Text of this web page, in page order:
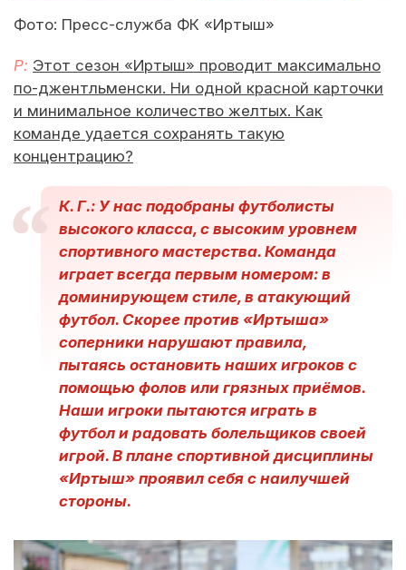
Фото: Пресс-служба ФК «Иртыш»
Р: Этот сезон «Иртыш» проводит максимально
по-джентльменски. Ни одной красной карточки
и минимальное количество желтых. Как
команде удается сохранять такую
концентрацию?
К. Г.: У нас подобраны футболисты
высокого класса, с высоким уровнем
спортивного мастерства. Команда
играет всегда первым номером: в
доминирующем стиле, в атакующий
футбол. Скорее против «Иртыша»
соперники нарушают правила,
пытаясь остановить наших игроков с
помощью фолов или грязных приёмов.
Наши игроки пытаются играть в
футбол и радовать болельщиков своей
игрой. В плане спортивной дисциплины
«Иртыш» проявил себя с наилучшей
стороны.